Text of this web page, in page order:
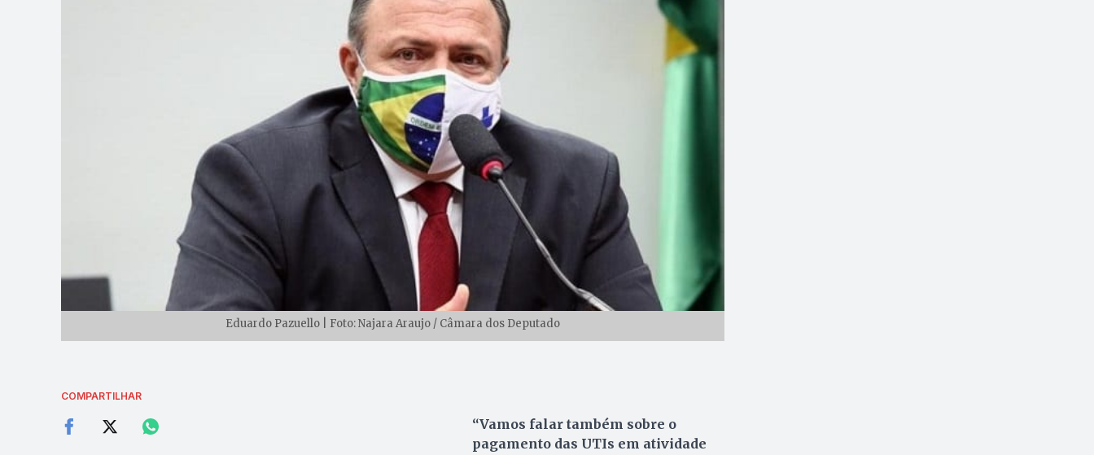
Eduardo Pazuello | Foto: Najara Araujo / Câmara dos Deputado
COMPARTILHAR
“Vamos falar também sobre o
pagamento das UTIs em atividade